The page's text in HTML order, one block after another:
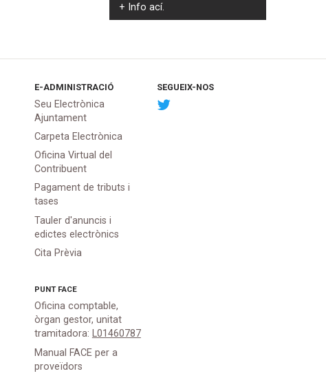
+ Infoací.
E-ADMINISTRACIÓ
Seu Electrònica
Ajuntament
Carpeta Electrònica
Oficina Virtual del
Contribuent
Pagament de tributs i
tases
Tauler d'anuncis i
edictes electrònics
Cita Prèvia
PUNT FACE
Oficina comptable,
òrgan gestor, unitat
tramitadora: L01460787
Manual FACE per a
proveïdors
SEGUEIX-NOS